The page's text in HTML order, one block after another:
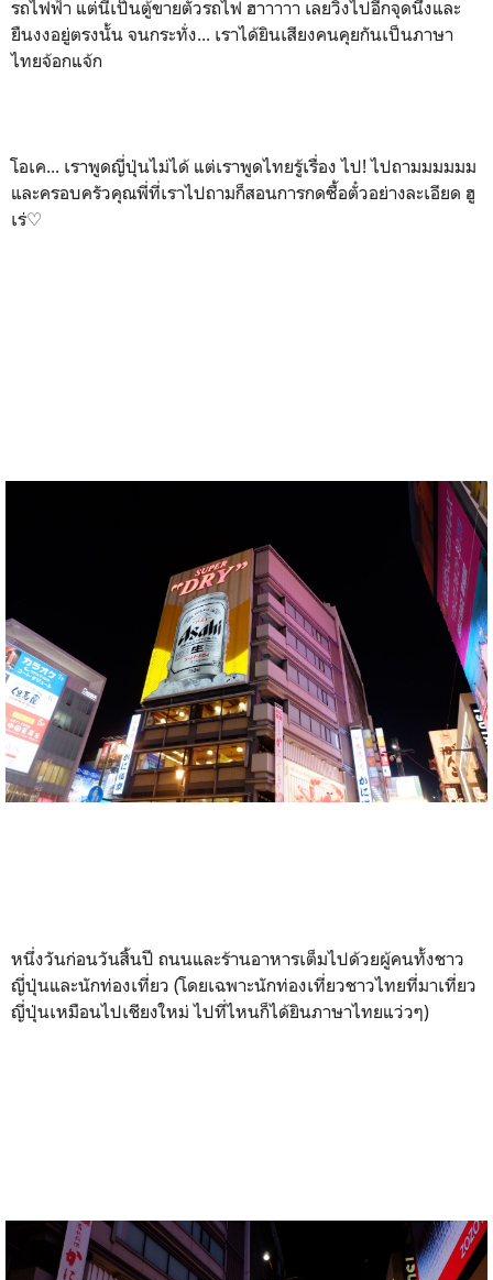
รถไฟฟ้า แต่นี่เป็นตู้ขายตั๋วรถไฟ ฮาาาาา เลยวิ่งไปอีกจุดนึงและ
ยืนงงอยู่ตรงนั้น จนกระทั่ง... เราได้ยินเสียงคนคุยกันเป็นภาษา
ไทยจ้อกแจ้ก
โอเค... เราพูดญี่ปุ่นไม่ได้ แต่เราพูดไทยรู้เรื่อง ไป! ไปถามมมมมม
และครอบครัวคุณพี่ที่เราไปถามก็สอนการกดซื้อตั๋วอย่างละเอียด ฮู
เร่♡
หนึ่งวันก่อนวันสิ้นปี ถนนและร้านอาหารเต็มไปด้วยผู้คนทั้งชาว
ญี่ปุ่นและนักท่องเที่ยว (โดยเฉพาะนักท่องเที่ยวชาวไทยที่มาเที่ยว
ญี่ปุ่นเหมือนไปเชียงใหม่ ไปที่ไหนก็ได้ยินภาษาไทยแว่วๆ)